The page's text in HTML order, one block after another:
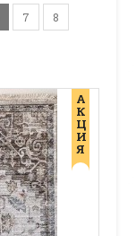
7
8
А
К
Ц
И
Я